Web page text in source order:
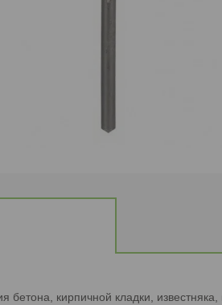
кирпичной кладки, известняка,